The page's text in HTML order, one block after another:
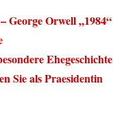
Orwell „1984“
Ehegeschichte
Sie als Praesidentin